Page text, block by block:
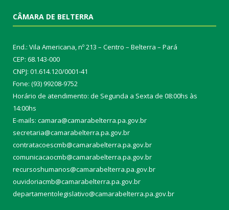
CÂMARA DE BELTERRA
End.: Vila Americana, nº 213 – Centro – Belterra – Pará
CEP: 68.143-000
CNPJ: 01.614.120/0001-41
Fone: (93) 99208-9752
Horário de atendimento: de Segunda a Sexta de 08:00hs às
14:00hs
E-mails: camara@camarabelterra.pa.gov.br
secretaria@camarabelterra.pa.gov.br
contratacoescmb@camarabelterra.pa.gov.br
comunicacaocmb@camarabelterra.pa.gov.br
recursoshumanos@camarabelterra.pa.gov.br
ouvidoriacmb@camarabelterra.pa.gov.br
departamentolegislativo@camarabelterra.pa.gov.br